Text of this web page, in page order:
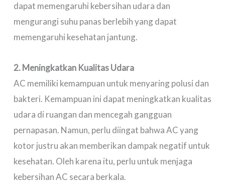
dapat memengaruhi kebersihan udara dan
mengurangi suhu panas berlebih yang dapat
memengaruhi kesehatan jantung.
2. Meningkatkan Kualitas Udara
AC memiliki kemampuan untuk menyaring polusi dan
bakteri. Kemampuan ini dapat meningkatkan kualitas
udara di ruangan dan mencegah gangguan
pernapasan. Namun, perlu diingat bahwa AC yang
kotor justru akan memberikan dampak negatif untuk
kesehatan. Oleh karena itu, perlu untuk menjaga
kebersihan AC secara berkala.